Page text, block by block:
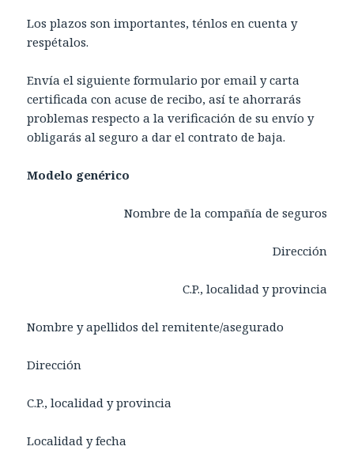
Los plazos son importantes, ténlos en cuenta y
respétalos.
Envía el siguiente formulario por email y carta
certificada con acuse de recibo, así te ahorrarás
problemas respecto a la verificación de su envío y
obligarás al seguro a dar el contrato de baja.
Modelo genérico
Nombre de la compañía de seguros
Dirección
C.P., localidad y provincia
Nombre y apellidos del remitente/asegurado
Dirección
C.P., localidad y provincia
Localidad y fecha